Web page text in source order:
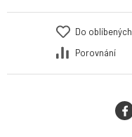
Do oblíbených
Porovnání